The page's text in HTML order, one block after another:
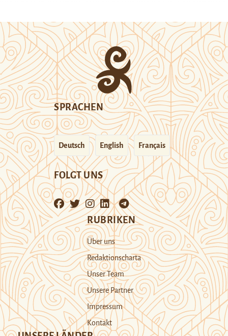
SPRACHEN
Deutsch English Français
FOLGT UNS
RUBRIKEN
Über uns
Redaktionscharta
Unser Team
Unsere Partner
Impressum
Kontakt